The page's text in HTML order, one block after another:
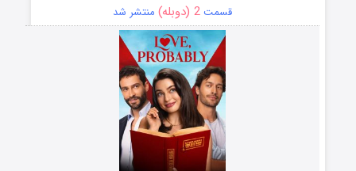
قسمت2 (دوبله) منتشر شد